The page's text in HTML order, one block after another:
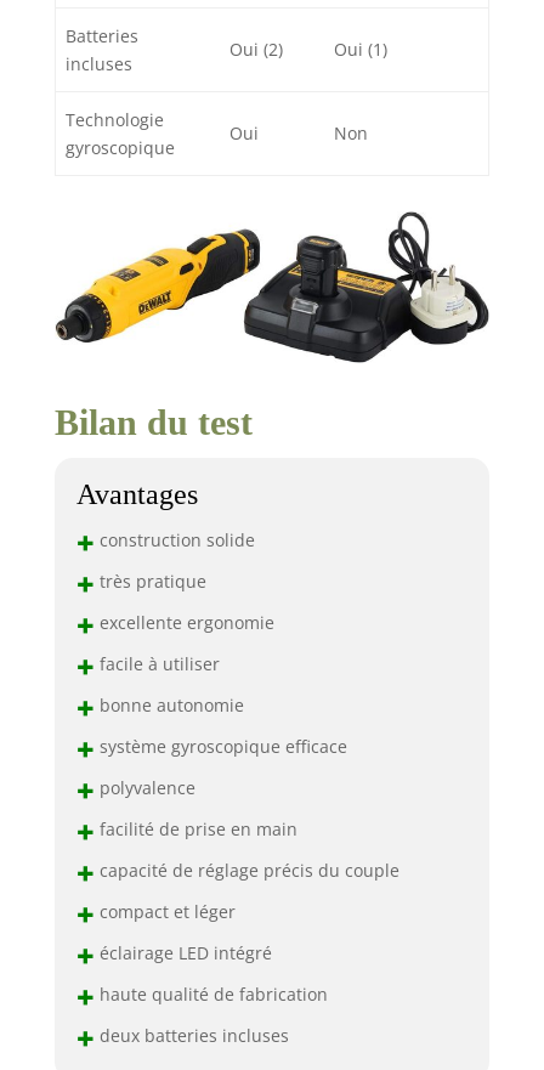
Batteries
incluses
Oui (2) Oui (1)
Technologie
gyroscopique
Oui Non
Bilan du test
Avantages
+ construction solide
+ très pratique
+ excellente ergonomie
+ facile à utiliser
+ bonne autonomie
+ système gyroscopique efficace
+ polyvalence
+ facilité de prise en main
+ capacité de réglage précis du couple
+ compact et léger
+ éclairage LED intégré
+ haute qualité de fabrication
+ deux batteries incluses